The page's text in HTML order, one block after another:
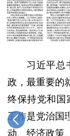
习近平总
政，最重要的
终保持党和国
工作是党治国
动、经济政策